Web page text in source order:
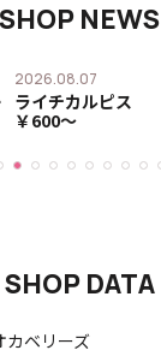
SHOP NEWS
2026.08.07
ライチカルピス
￥600〜
SHOP DATA
カベリーズ